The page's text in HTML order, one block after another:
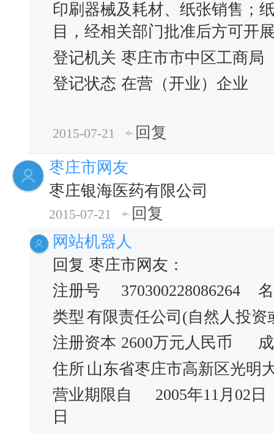
印刷器械及耗材、纸张销售；
目，经相关部门批准后方可开
登记机关 枣庄市市中区工商局
登记状态 在营（开业）企业
2015-07-21
回复
枣庄市网友
枣庄银海医药有限公司
2015-07-21
回复
网站机器人
回复 枣庄市网友：
注册号
370300228086264
类型 有限责任公司(自然人投资
注册资本 2600万元人民币
住所 山东省枣庄市高新区光明
营业期限自
2005年11月02日
日